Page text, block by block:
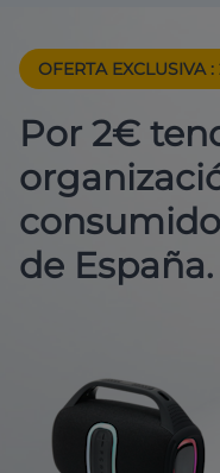
OFERTA EXCLUSIVA :
Por 2€
de España.